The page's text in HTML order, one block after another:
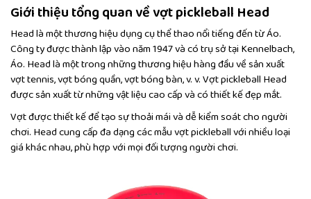
Giới thiệu tổng quan về vợt pickleball Head
Head là một thương hiệu dụng cụ thể thao nổi tiếng đến từ Áo.
Công ty được thành lập vào năm 1947 và có trụ sở tại Kennelbach,
Áo. Head là một trong những thương hiệu hàng đầu về sản xuất
vợt tennis, vợt bóng quần, vợt bóng bàn, v. v. Vợt pickleball Head
được sản xuất từ những vật liệu cao cấp và có thiết kế đẹp mắt.
Vợt được thiết kế để tạo sự thoải mái và dễ kiểm soát cho người
chơi. Head cung cấp đa dạng các mẫu vợt pickleball với nhiều loại
giá khác nhau, phù hợp với mọi đối tượng người chơi.